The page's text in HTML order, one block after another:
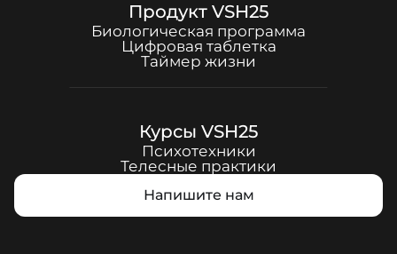
Продукт VSH25
Биологическая программа
Цифровая таблетка
Таймер жизни
Курсы VSH25
Психотехники
Телесные практики
Напишите нам